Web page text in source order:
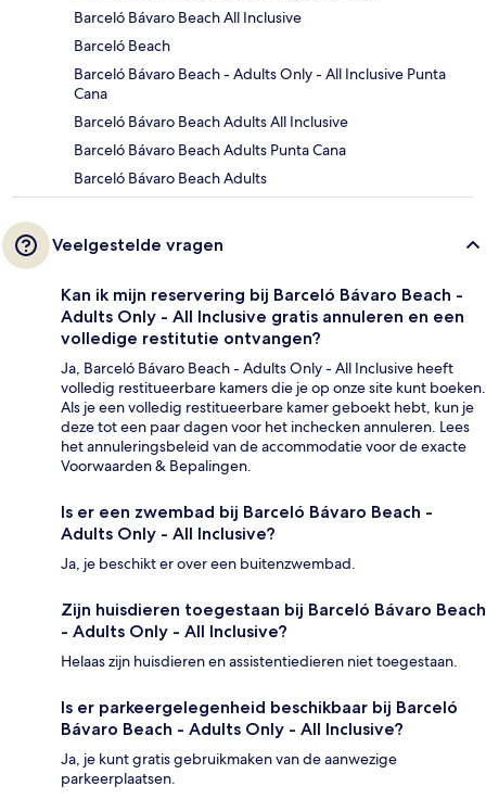
Barceló Bávaro Beach All Inclusive
Barceló Beach
Barceló Bávaro Beach - Adults Only - All Inclusive Punta
Cana
Barceló Bávaro Beach Adults All Inclusive
Barceló Bávaro Beach Adults Punta Cana
Barceló Bávaro Beach Adults
Veelgestelde vragen
Kan ik mijn reservering bij Barceló Bávaro Beach -
Adults Only - All Inclusive gratis annuleren en een
volledige restitutie ontvangen?
Ja, Barceló Bávaro Beach - Adults Only - All Inclusive heeft
volledig restitueerbare kamers die je op onze site kunt boeken.
Als je een volledig restitueerbare kamer geboekt hebt, kun je
deze tot een paar dagen voor het inchecken annuleren. Lees
het annuleringsbeleid van de accommodatie voor de exacte
Voorwaarden & Bepalingen.
Is er een zwembad bij Barceló Bávaro Beach -
Adults Only - All Inclusive?
Ja, je beschikt er over een buitenzwembad.
Zijn huisdieren toegestaan bij Barceló Bávaro Beach
- Adults Only - All Inclusive?
Helaas zijn huisdieren en assistentiedieren niet toegestaan.
Is er parkeergelegenheid beschikbaar bij Barceló
Bávaro Beach - Adults Only - All Inclusive?
Ja, je kunt gratis gebruikmaken van de aanwezige
parkeerplaatsen.